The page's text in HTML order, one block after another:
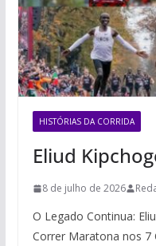
HISTÓRIAS DA CORRIDA
Eliud
8 de julho de 2026
O Legado Continua:
Correr Maratona nos 7